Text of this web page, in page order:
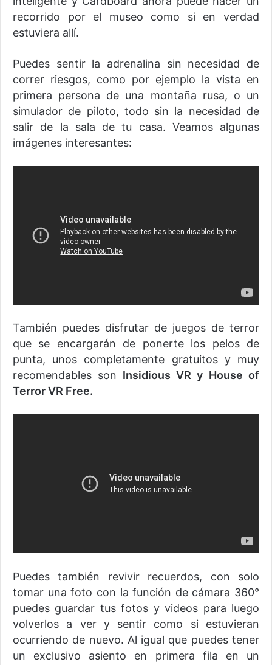
recorrido por el museo como si en verdad
estuviera allí.
Puedes sentir la adrenalina sin necesidad de
correr riesgos, como por ejemplo la vista en
primera persona de una montaña rusa, o un
simulador de piloto, todo sin la necesidad de
salir de la sala de tu casa. Veamos algunas
imágenes interesantes:
También puedes disfrutar de juegos de terror
que se encargarán de ponerte los pelos de
punta, unos completamente gratuitos y muy
recomendables son Insidious VR y House of
Terror VR Free.
Puedes también revivir recuerdos, con solo
tomar una foto con la función de cámara 360°
puedes guardar tus fotos y videos para luego
volverlos a ver y sentir como si estuvieran
ocurriendo de nuevo. Al igual que puedes tener
un exclusivo asiento en primera fila en un